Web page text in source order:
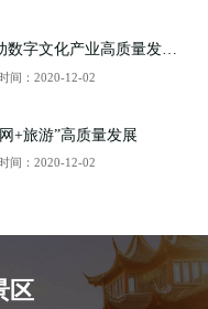
文旅部发布《关于推动数字文化产业高质量发展的意见》
间：2020-12-02
+旅游”高质量发展
间：2020-12-02
区